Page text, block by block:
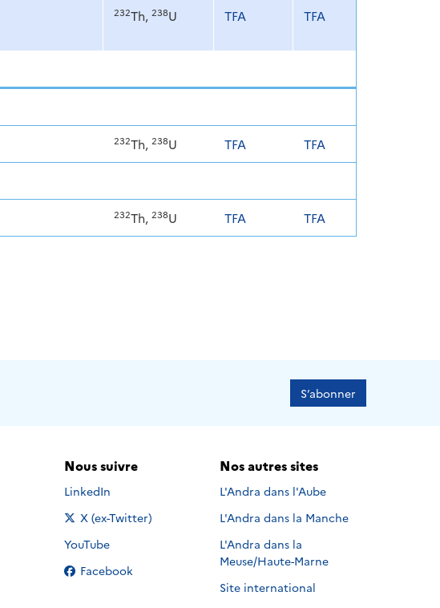
232Th, 238U TFA TFA
232Th, 238U TFA TFA
232Th, 238U TFA TFA
S’abonner
Nous suivre
Nous suivre sur
LinkedIn
Nous suivre sur
X (ex-Twitter)
Nous suivre sur
YouTube
Nous suivre sur
Facebook
Nos autres sites
L'Andra dans l'Aube
L'Andra dans la Manche
L'Andra dans la
Meuse/Haute-Marne
Site international